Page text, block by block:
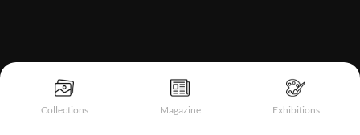
Collections Magazine Exhibitions
Informativa sulla raccolta